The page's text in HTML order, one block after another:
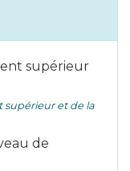
supérieur
supérieur et de la
de